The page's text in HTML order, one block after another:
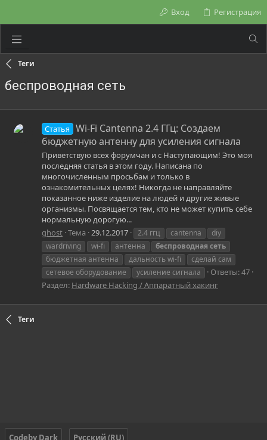
Вход Регистрация
Теги
беспроводная сеть
Статья
Wi-Fi Cantenna 2.4 ГГц: Создаем
бюджетную антенну для усиления сигнала
Приветствую всех форумчан и с Наступающим! Это моя
последняя статья в этом году. Написана по
многочисленным просьбам и только в
ознакомительных целях! Никогда не направляйте
показанное ниже изделие на людей и другие живые
организмы. Посвящается тем, кто не может купить себе
нормальную дорогую...
ghost Тема 29.12.2017 2.4 ггц cantenna
diy
wardriving
wi-fi антенна беспроводная сеть
бюджетная антенна
дальность wi-fi
сделай сам
сетевое оборудование
усиление сигнала
Ответы: 47
Раздел: Hardware Hacking / Аппаратный хакинг
Теги
Codeby Dark
Русский (RU)